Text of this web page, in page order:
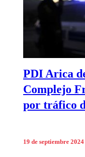
PDI Arica
Complejo
por tráfico
19 de septiembre 2024